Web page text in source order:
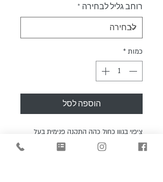
רוחב גליל לבחירה *
כמות *
הוספה לסל
ציפוי בגוון כחול כהה התקנה פנימית בעל
אפקט מראה חיצונית בלבד